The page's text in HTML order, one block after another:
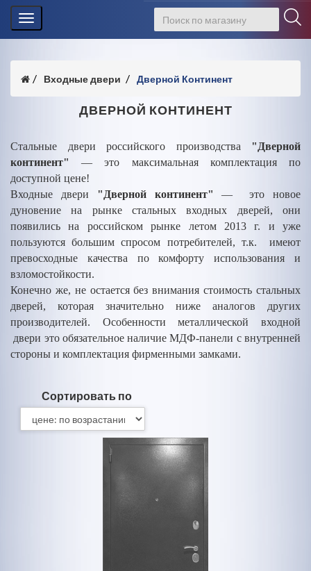
Toggle
navigation
Входные двери Дверной Континент
ДВЕРНОЙ КОНТИНЕНТ
Стальные двери российского производства "Дверной
континент"
— это максимальная комплектация по
доступной цене!
Входные двери "Дверной континент" — это новое
дуновение на рынке стальных входных дверей, они
появились на российском рынке летом 2013 г. и уже
пользуются большим спросом потребителей, т.к. имеют
превосходные качества по комфорту использования и
взломостойкости.
Конечно же, не остается без внимания стоимость стальных
дверей, которая значительно ниже аналогов других
производителей. Особенности металлической входной
двери это обязательное наличие МДФ-панели с внутренней
стороны и комплектация фирменными замками.
Сортировать по